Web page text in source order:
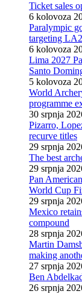
Ticket sales
6 kolovoza
Paralympic
targeting
6 kolovoza
Lima 2027
Santo
5 kolovoza
World
programme
30 srpnja
Pizarro,
recurve titles
29 srpnja
The best
29 srpnja
Pan
World Cup
29 srpnja
Mexico
compound
28 srpnja
Martin
making
27 srpnja
Ben
26 srpnja